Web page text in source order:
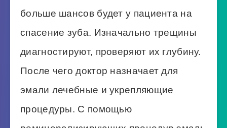
больше шансов будет у пациента на
спасение зуба. Изначально трещины
диагностируют, проверяют их глубину.
После чего доктор назначает для
эмали лечебные и укрепляющие
процедуры. С помощью